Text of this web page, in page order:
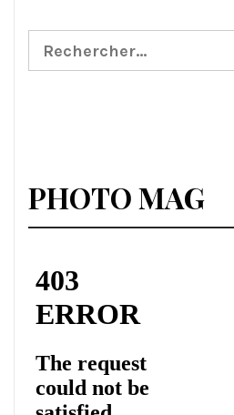
Rechercher :
PHOTO MAG